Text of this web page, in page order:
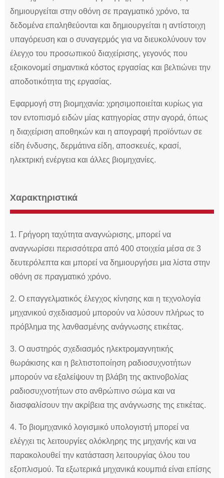
δημιουργείται στην οθόνη σε πραγματικό χρόνο, τα
δεδομένα επαληθεύονται και δημιουργείται η αντίστοιχη
υπαγόρευση και ο συναγερμός για να διευκολύνουν τον
έλεγχο του προσωπικού διαχείρισης, γεγονός που
εξοικονομεί σημαντικά κόστος εργασίας και βελτιώνει την
αποδοτικότητα της εργασίας.
Εφαρμογή στη βιομηχανία: χρησιμοποιείται κυρίως για
τον εντοπισμό ειδών μίας κατηγορίας στην αγορά, όπως
η διαχείριση αποθηκών και η απογραφή προϊόντων σε
είδη ένδυσης, δερμάτινα είδη, αποσκευές, κρασί,
ηλεκτρική ενέργεια και άλλες βιομηχανίες.
Χαρακτηριστικά
1. Γρήγορη ταχύτητα αναγνώρισης, μπορεί να
αναγνωρίσει περισσότερα από 400 στοιχεία μέσα σε 3
δευτερόλεπτα και μπορεί να δημιουργήσει μια λίστα στην
οθόνη σε πραγματικό χρόνο.
2. Ο επαγγελματικός έλεγχος κίνησης και η τεχνολογία
μηχανικού σχεδιασμού μπορούν να λύσουν πλήρως το
πρόβλημα της λανθασμένης ανάγνωσης ετικέτας.
3. Ο αυστηρός σχεδιασμός ηλεκτρομαγνητικής
θωράκισης και η βελτιστοποίηση ραδιοσυχνοτήτων
μπορούν να εξαλείψουν τη βλάβη της ακτινοβολίας
ραδιοσυχνοτήτων στο ανθρώπινο σώμα και να
διασφαλίσουν την ακρίβεια της ανάγνωσης της ετικέτας.
4. Το βιομηχανικό λογισμικό υπολογιστή μπορεί να
ελέγχει τις λειτουργίες ολόκληρης της μηχανής και να
παρακολουθεί την κατάσταση λειτουργίας όλου του
εξοπλισμού. Τα εξωτερικά μηχανικά κουμπιά είναι επίσης